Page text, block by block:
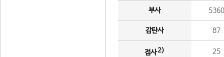
부사 5360
감탄사 87
접사2) 25